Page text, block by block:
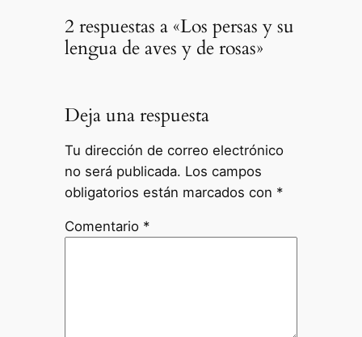
2 respuestas a «Los persas y su
lengua de aves y de rosas»
Deja una respuesta
Tu dirección de correo electrónico
no será publicada. Los campos
obligatorios están marcados con *
Comentario *